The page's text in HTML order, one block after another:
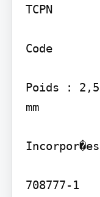
TCPN
Code
Poids :
mm
Incorpor�es
708777-1